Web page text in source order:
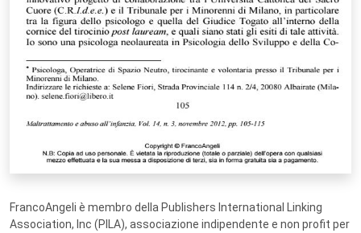
FrancoAngeli è membro della Publishers International Linking
Association, Inc (PILA), associazione indipendente e non profit per